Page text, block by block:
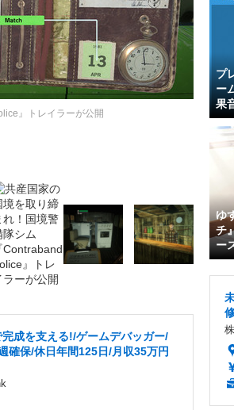
』トレイラーが公開
成を支える!/ゲームデバッガー/
確保/休日年間125日/月収35万円
プ
ー
果
ゆ
チ
ー